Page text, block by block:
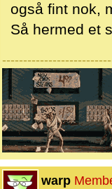
også fint nok,
Så hermed et
warp